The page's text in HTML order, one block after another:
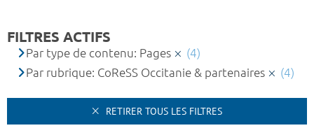
FILTRES ACTIFS
Par type de contenu: Pages
(4)
Par rubrique: CoReSS Occitanie & partenaires
(4)
RETIRER TOUS LES FILTRES